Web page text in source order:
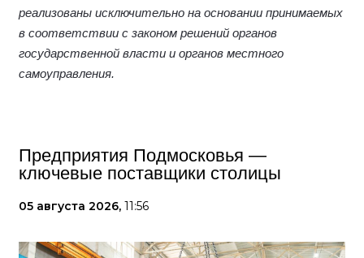
реализованы исключительно на основании принимаемых
в соответствии с законом решений органов
государственной власти и органов местного
самоуправления.
Предприятия Подмосковья —
ключевые поставщики столицы
05 августа 2026, 11:56